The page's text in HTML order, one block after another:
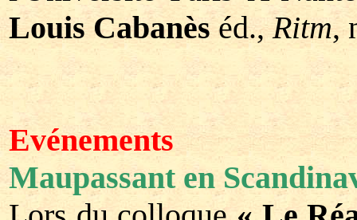
Louis Cabanèséd.,Ritm,
Evénements
Maupassant en